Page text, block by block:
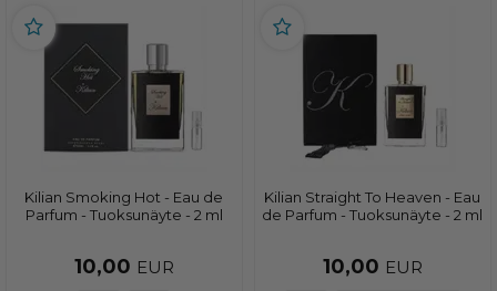
Kilian Smoking Hot - Eau de
Parfum - Tuoksunäyte - 2 ml
10,00 EUR
Kilian Straight To Heaven - Eau
de Parfum - Tuoksunäyte - 2 ml
10,00 EUR